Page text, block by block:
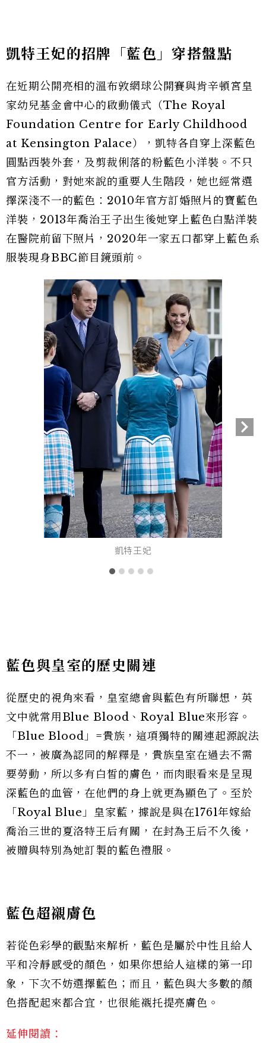
凱特王妃的招牌「藍色」穿搭盤點
在近期公開亮相的溫布敦網球公開賽與肯辛頓宮皇
家幼兒基金會中心的啟動儀式（The Royal
Foundation Centre for Early Childhood
at Kensington Palace），凱特各自穿上深藍色
圓點西裝外套，及剪裁俐落的粉藍色小洋裝。不只
官方活動，對她來說的重要人生階段，她也經常選
擇深淺不一的藍色：2010年官方訂婚照片的寶藍色
洋裝，2013年喬治王子出生後她穿上藍色白點洋裝
在醫院前留下照片，2020年一家五口都穿上藍色系
服裝現身BBC節目鏡頭前。
凱特王妃
藍色與皇室的歷史關連
從歷史的視角來看，皇室總會與藍色有所聯想，英
文中就常用Blue Blood、Royal Blue來形容。
「Blue Blood」=貴族，這項獨特的關連起源說法
不一，被廣為認同的解釋是，貴族皇室在過去不需
要勞動，所以多有白皙的膚色，而肉眼看來是呈現
深藍色的血管，在他們的身上就更為顯色了。至於
「Royal Blue」皇家藍，據說是與在1761年嫁給
喬治三世的夏洛特王后有關，在封為王后不久後，
被贈與特別為她訂製的藍色禮服。
藍色超襯膚色
若從色彩學的觀點來解析，藍色是屬於中性且給人
平和冷靜感受的顏色，如果你想給人這樣的第一印
象，下次不妨選擇藍色；而且，藍色與大多數的顏
色搭配起來都合宜，也很能襯托提亮膚色。
延伸閱讀：